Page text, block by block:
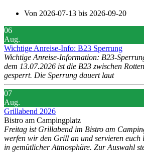
Von 2026-07-13 bis 2026-09-20
06
Aug.
Wichtige Anreise-Info: B23 Sperrung
Wichtige Anreise-Information: B23-
dem 13.07.2026 ist die B23 zwischen
gesperrt. Die Sperrung dauert laut
07
Aug.
Grillabend 2026
Bistro am Campingplatz
Freitag ist Grillabend im Bistro am
werfen wir den Grill an und servieren euch
in gemütlicher Atmosphäre. Zur Auswahl